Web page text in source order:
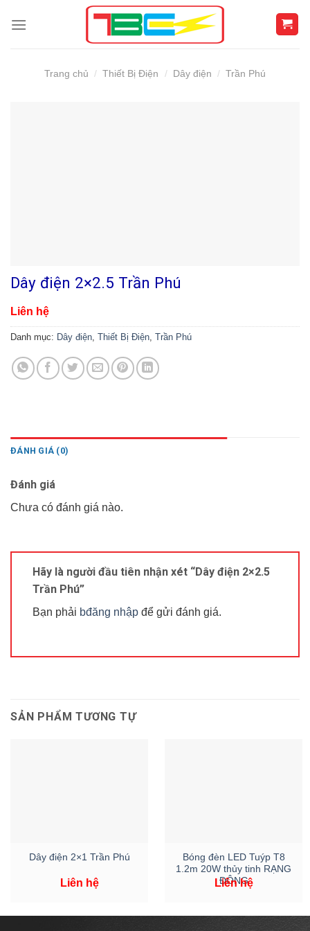
Trang chủ / Thiết Bị Điện / Dây điện / Trần Phú
Dây điện 2×2.5 Trần Phú
Liên hệ
Danh mục: Dây điện, Thiết Bị Điện, Trần Phú
ĐÁNH GIÁ (0)
Đánh giá
Chưa có đánh giá nào.
Hãy là người đầu tiên nhận xét “Dây điện 2×2.5
Trần Phú”
Bạn phải bđăng nhập để gửi đánh giá.
SẢN PHẨM TƯƠNG TỰ
Dây điện 2×1 Trần Phú
Liên hệ
Bóng đèn LED Tuýp T8
1.2m 20W thủy tinh RẠNG
ĐÔNG
Liên hệ